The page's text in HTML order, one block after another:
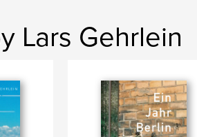
Lars Gehrlein